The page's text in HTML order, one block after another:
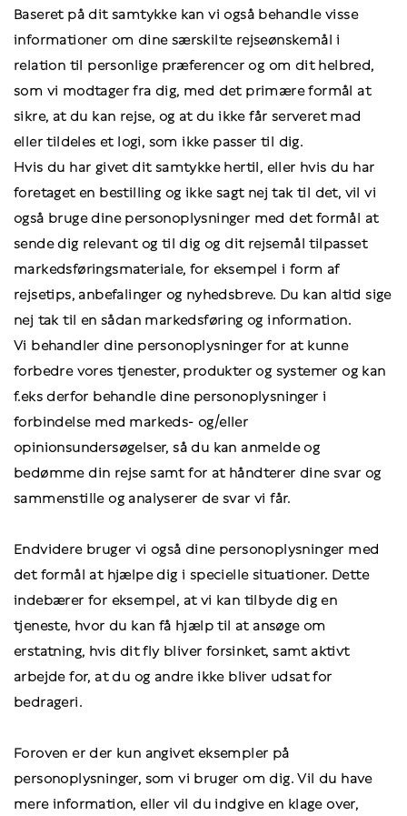
Baseret på dit samtykke kan vi også behandle visse
informationer om dine særskilte rejseønskemål i
relation til personlige præferencer og om dit helbred,
som vi modtager fra dig, med det primære formål at
sikre, at du kan rejse, og at du ikke får serveret mad
eller tildeles et logi, som ikke passer til dig.
Hvis du har givet dit samtykke hertil, eller hvis du har
foretaget en bestilling og ikke sagt nej tak til det, vil vi
også bruge dine personoplysninger med det formål at
sende dig relevant og til dig og dit rejsemål tilpasset
markedsføringsmateriale, for eksempel i form af
rejsetips, anbefalinger og nyhedsbreve. Du kan altid sige
nej tak til en sådan markedsføring og information.
Vi behandler dine personoplysninger for at kunne
forbedre vores tjenester, produkter og systemer og kan
f.eks derfor behandle dine personoplysninger i
forbindelse med markeds- og/eller
opinionsundersøgelser, så du kan anmelde og
bedømme din rejse samt for at håndterer dine svar og
sammenstille og analyserer de svar vi får.
Endvidere bruger vi også dine personoplysninger med
det formål at hjælpe dig i specielle situationer. Dette
indebærer for eksempel, at vi kan tilbyde dig en
tjeneste, hvor du kan få hjælp til at ansøge om
erstatning, hvis dit fly bliver forsinket, samt aktivt
arbejde for, at du og andre ikke bliver udsat for
bedrageri.
Foroven er der kun angivet eksempler på
personoplysninger, som vi bruger om dig. Vil du have
mere information, eller vil du indgive en klage over,